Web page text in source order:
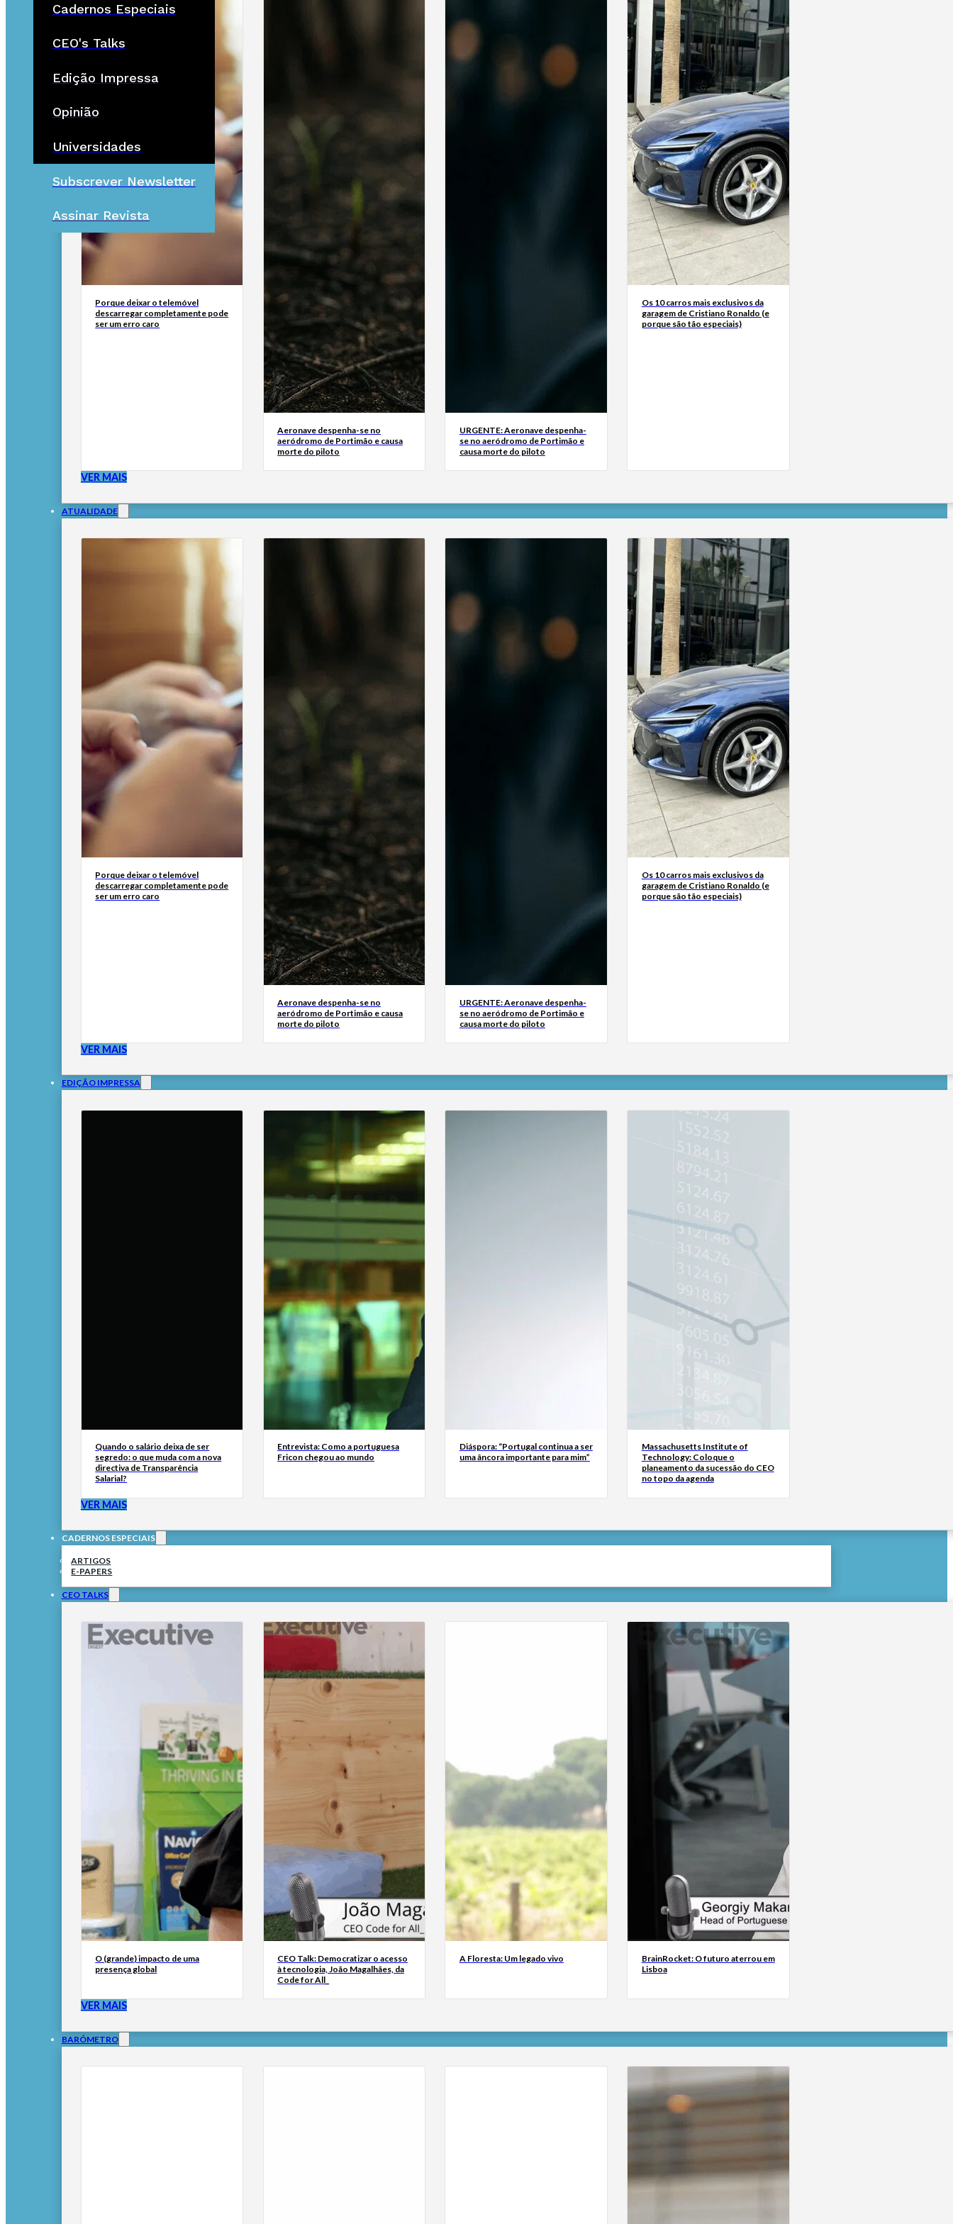
Cadernos Especiais
CEO's Talks
Edição Impressa
Opinião
Universidades
Subscrever Newsletter
Assinar Revista
Porque deixar o telemóvel
descarregar completamente pode
ser um erro caro
Aeronave despenha-se no
aeródromo de Portimão e causa
morte do piloto
URGENTE: Aeronave despenha-
se no aeródromo de Portimão e
causa morte do piloto
Os 10 carros mais exclusivos da
garagem de Cristiano Ronaldo (e
porque são tão especiais)
VER MAIS
ATUALIDADE
Porque deixar o telemóvel
descarregar completamente pode
ser um erro caro
Aeronave despenha-se no
aeródromo de Portimão e causa
morte do piloto
URGENTE: Aeronave despenha-
se no aeródromo de Portimão e
causa morte do piloto
Os 10 carros mais exclusivos da
garagem de Cristiano Ronaldo (e
porque são tão especiais)
VER MAIS
EDIÇÃO IMPRESSA
Quando o salário deixa de ser
segredo: o que muda com a nova
directiva de Transparência
Salarial?
Entrevista: Como a portuguesa
Fricon chegou ao mundo
Diáspora: “Portugal continua a ser
uma âncora importante para mim”
Massachusetts Institute of
Technology: Coloque o
planeamento da sucessão do CEO
no topo da agenda
VER MAIS
CADERNOS ESPECIAIS
ARTIGOS
E-PAPERS
CEO TALKS
O (grande) impacto de uma
presença global
CEO Talk: Democratizar o acesso
à tecnologia, João Magalhães, da
Code for All_
A Floresta: Um legado vivo
BrainRocket: O futuro aterrou em
Lisboa
VER MAIS
BARÓMETRO